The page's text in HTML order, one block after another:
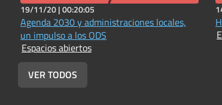
19/11/20 |00:20:05
Agenda 2030 y administraciones locales,
un impulso a los ODS
Espacios abiertos
VER TODOS